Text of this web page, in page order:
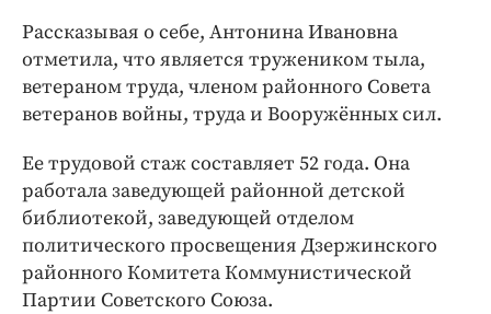
Рассказывая о себе, Антонина Ивановна
отметила, что является тружеником тыла,
ветераном труда, членом районного Совета
ветеранов войны, труда и Вооружённых сил.
Ее трудовой стаж составляет 52 года. Она
работала заведующей районной детской
библиотекой, заведующей отделом
политического просвещения Дзержинского
районного Комитета Коммунистической
Партии Советского Союза.